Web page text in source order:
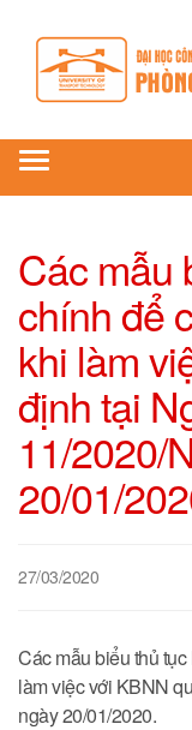
Toggle
Các mẫu
chính để
khi làm
định tại
11/2020/
20/01/
27/03/2020
Các mẫu biểu thủ
làm việc với KBNN
ngày 20/01/2020.